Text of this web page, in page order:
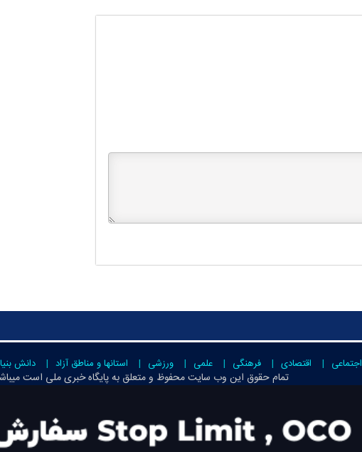
اجتماعی اقتصادی فرهنگی علمی ورزشی استانها و مناطق آزاد دانش
تمام حقوق این وب سایت محفوظ و متعلق بهپایگاه خبری ملی است